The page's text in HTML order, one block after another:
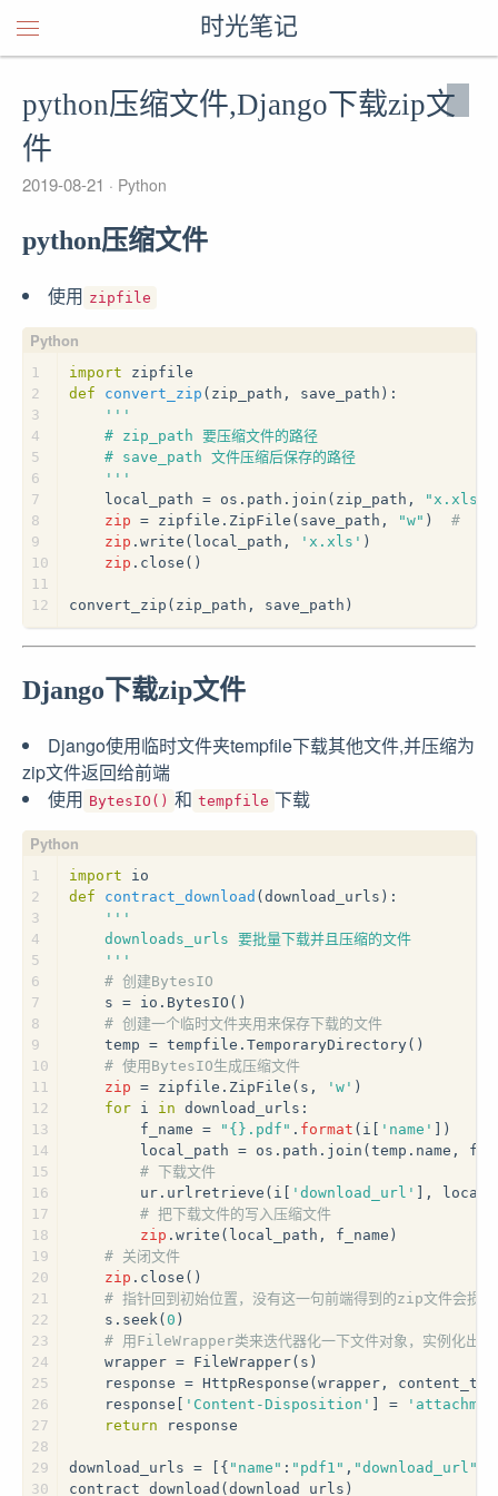
时光笔记
python压缩文件,Django下载zip文
件
2019-08-21 Python
python压缩文件
使用 zipfile
1
2
3
4
5
6
7
8
9
10
11
12
import zipfile
def
convert_zip ( zip_path, save_path ):
'''
    # zip_path 要压缩文件的路径
    # save_path 文件压缩后保存的路径
    '''
    local_path = os.path.join(zip_path,
"x.xls"
zip = zipfile.ZipFile(save_path, "w" ) #
zip .write(local_path, 'x.xls' )
zip .close()
convert_zip(zip_path, save_path)
Django下载zip文件
Django使用临时文件夹tempfile下载其他文件,并压缩为
zip文件返回给前端
使用 BytesIO() 和 tempfile 下载
1
2
3
4
5
6
7
8
9
10
11
12
13
14
15
16
17
18
19
20
21
22
23
24
25
26
27
28
29
30
import io
def
contract_download (download_urls ):
'''
    downloads_urls 要批量下载并且压缩的文件
    '''
# 创建BytesIO
    s = io.BytesIO()
# 创建一个临时文件夹用来保存下载的文件
    temp = tempfile.TemporaryDirectory()
# 使用BytesIO生成压缩文件
zip = zipfile.ZipFile(s, 'w' )
for i in download_urls:
        f_name =
"{}.pdf" . format (i[ 'name' ])
local_path = os.path.join(temp.name,
# 下载文件
        ur.urlretrieve(i[
'download_url' ],
# 把下载文件的写入压缩文件
zip .write(local_path, f_name)
# 关闭文件
zip .close()
# 指针回到初始位置，没有这一句前端得到的zip文件会损坏
    s.seek(
0 )
# 用FileWrapper类来迭代器化一下文件对象，实例化出一
    wrapper = FileWrapper(s)
response = HttpResponse(wrapper,
    response[
'Content-Disposition' ] =
return response
download_urls = [{ "name" : "pdf1" , "download_url"
contract_download(download_urls)